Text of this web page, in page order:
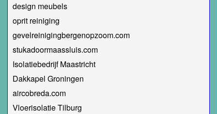
design meubels
oprit reiniging
gevelreinigingbergenopzoom.com
stukadoormaassluis.com
Isolatiebedrijf Maastricht
Dakkapel Groningen
aircobreda.com
Vloerisolatie Tilburg